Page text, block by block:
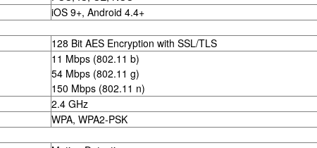
iOS 9+, Android 4.4+
128 Bit AES Encryption with SSL/TLS
11 Mbps (802.11 b)
54 Mbps (802.11 g)
150 Mbps (802.11 n)
2.4 GHz
WPA, WPA2-PSK